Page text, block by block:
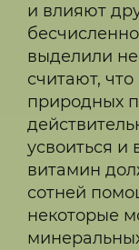
и влияют
выделили
считают,
природных
усвоиться и
витамин
сотней
некоторые